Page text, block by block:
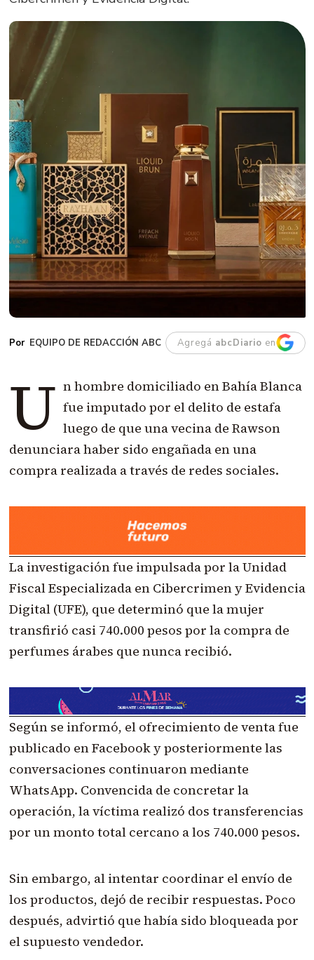
EQUIPO DE REDACCIÓN ABC Agregá abcDiario en
U n hombre domiciliado en Bahía Blanca
fue imputado por el delito de estafa
luego de que una vecina de Rawson
denunciara haber sido engañada en una
compra realizada a través de redes sociales.
La investigación fue impulsada por la Unidad
Fiscal Especializada en Cibercrimen y Evidencia
Digital (UFE), que determinó que la mujer
transfirió casi 740.000 pesos por la compra de
perfumes árabes que nunca recibió.
Según se informó, el ofrecimiento de venta fue
publicado en Facebook y posteriormente las
conversaciones continuaron mediante
WhatsApp. Convencida de concretar la
operación, la víctima realizó dos transferencias
por un monto total cercano a los 740.000 pesos.
Sin embargo, al intentar coordinar el envío de
los productos, dejó de recibir respuestas. Poco
después, advirtió que había sido bloqueada por
el supuesto vendedor.